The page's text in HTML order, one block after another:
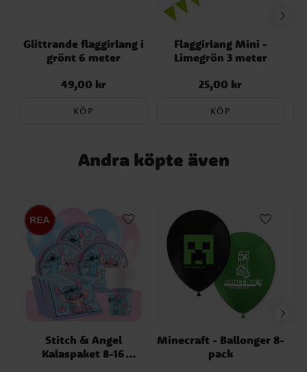
sammansättning, ingredienser eller
publicerades. Kontrollera alltid produktens
originalförpackning för de senaste
Glittrande flaggirlang i
grönt 6 meter
Pris:49,00 kr
49,00 kr
KÖP
Flaggirlang Mini -
Limegrön 3 meter
Pris:25,00 kr
25,00 kr
KÖP
Andra köpte även
Stitch & Angel
Kalaspaket 8-16
Minecraft - Ballonger 8-
pack